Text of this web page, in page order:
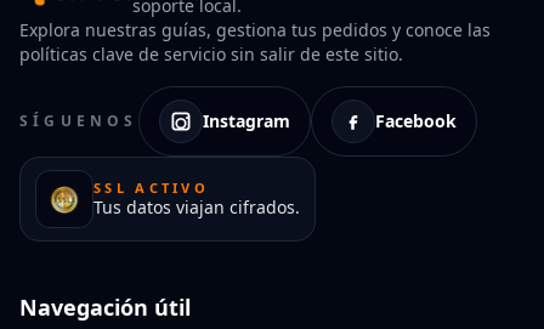
soporte local.
Explora nuestras guías, gestiona tus pedidos y conoce las
políticas clave de servicio sin salir de este sitio.
SÍGUENOS Instagram Facebook
SSL ACTIVO
Tus datos viajan cifrados.
Navegación útil